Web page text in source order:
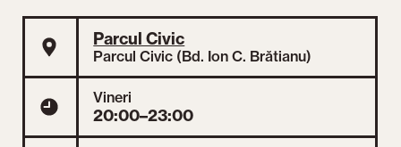
Parcul Civic
Parcul Civic (Bd. Ion C. Brătianu)
Vineri
20:00–23:00